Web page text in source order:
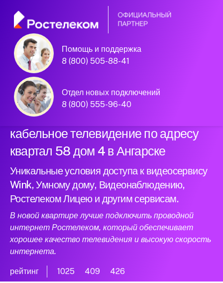
Помощь и поддержка
8 (800) 505-88-41
Отдел новых подключений
8 (800) 555-96-40
Официальный
партнер Ростелеком
Подключили новый интернет и
кабельное телевидение по адресу
квартал 58 дом 4 в Ангарске
Уникальные условия доступа к видеосервису
Wink, Умному дому, Видеонаблюдению,
Ростелеком Лицею и другим сервисам.
В новой квартире лучше подключить проводной
интернет Ростелеком, который обеспечивает
хорошее качество телевидения и высокую скорость
интернета.
рейтинг 1025 409 426